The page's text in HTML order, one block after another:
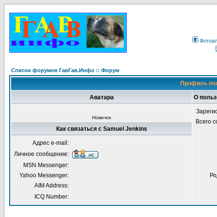
Список форумов ГавГав.Инфо :: Форум
Профиль
Аватара О
Новичок
Всего
Как связаться с Samuel Jenkins
Адрес e-mail:
Личное сообщение:
MSN Messenger:
Yahoo Messenger:
AIM Address:
ICQ Number: